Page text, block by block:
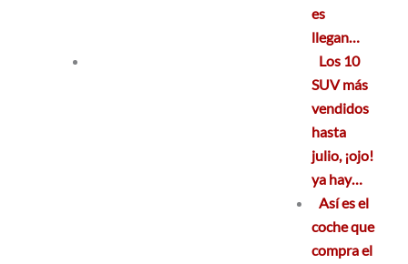
es
llegan…
Los 10
SUV más
vendidos
hasta
julio, ¡ojo!
ya hay…
Así es el
coche que
compra el